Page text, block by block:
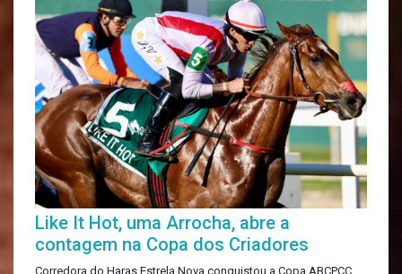
Like It Hot, uma Arrocha, abre a
contagem na Copa dos Criadores
Corredora do Haras Estrela Nova conquistou a Copa ABCPCC